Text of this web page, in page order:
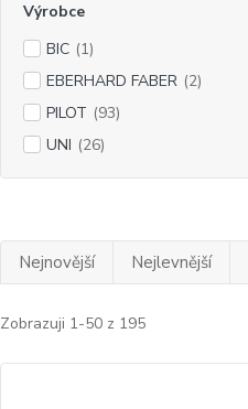
Výrobce
BIC (1)
EBERHARD FABER (2)
PILOT (93)
UNI (26)
Nejnovější Nejlevnější
Zobrazuji 1-50 z 195